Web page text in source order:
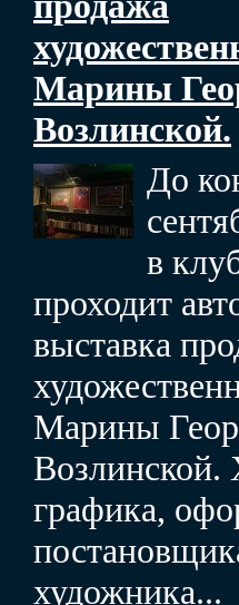
Марины
Возлинской.
До
в
проходит
выставка
Марины
Возлинской.
графика,
художника...